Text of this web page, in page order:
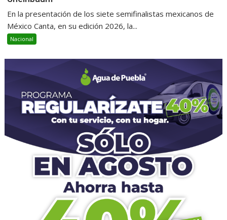
En la presentación de los siete semifinalistas mexicanos de
México Canta, en su edición 2026, la...
Nacional